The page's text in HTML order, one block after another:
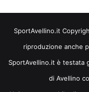
SportAvellino.it
riproduzione anche
SportAvellino.it è testata
di Avellino